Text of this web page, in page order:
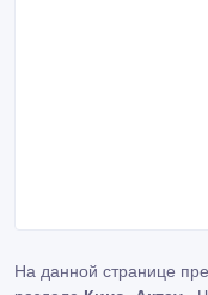
На данной странице